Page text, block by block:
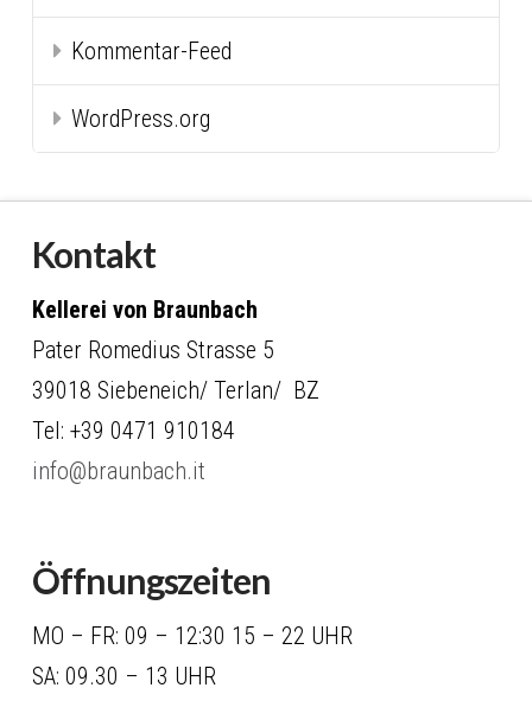
Kommentar-Feed
WordPress.org
Kontakt
Kellerei von Braunbach
Pater Romedius Strasse 5
39018 Siebeneich/ Terlan/ BZ
Tel: +39 0471 910184
info@braunbach.it
Öffnungszeiten
MO – FR: 09 – 12:30 15 – 22 UHR
SA: 09.30 – 13 UHR